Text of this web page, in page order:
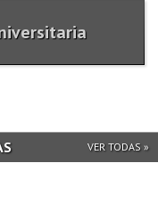
VER TODAS »